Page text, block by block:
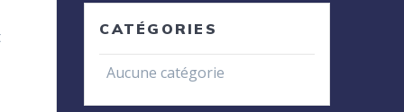
CATÉGORIES
Aucune catégorie